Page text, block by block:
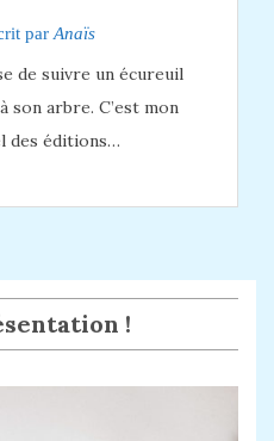
par Anaïs
de suivre un écureuil
arbre. C’est mon
des éditions…
!